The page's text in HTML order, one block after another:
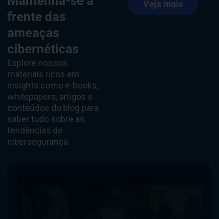
frente das
ameaças
cibernéticas
Explore nossos
materiais ricos em
insights como e-books,
whitepapers, artigos e
conteúdos do blog para
saber tudo sobre as
tendências de
cibersegurança.
Veja mais